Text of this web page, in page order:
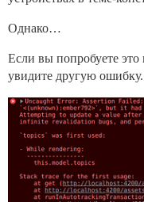
Однако…
Если вы попробуете это
увидите другую ошибку.